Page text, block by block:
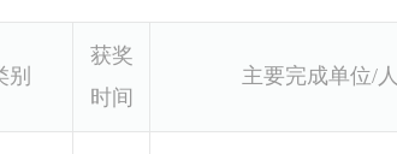
别
获奖
时间
主要完成单位/人